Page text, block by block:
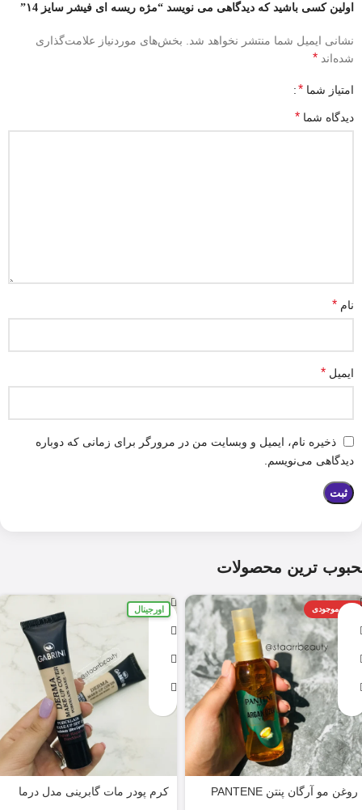
اولین کسی باشید که دیدگاهی می نویسد “مژه ریسه ای فیشر سایز ۱4”
نشانی ایمیل شما منتشر نخواهد شد.
بخش‌های موردنیاز علامت‌گذاری
شده‌اند *
امتیاز شما *
دیدگاه شما *
نام *
ایمیل *
ذخیره نام، ایمیل و وبسایت من در مرورگر برای زمانی که دوباره
دیدگاهی می‌نویسم.
ترین محصولات
اتمام موجودی
روغن مو آرگان پنتن PANTENE
اورجینال
کرم پودر مات گابرینی مدل درما